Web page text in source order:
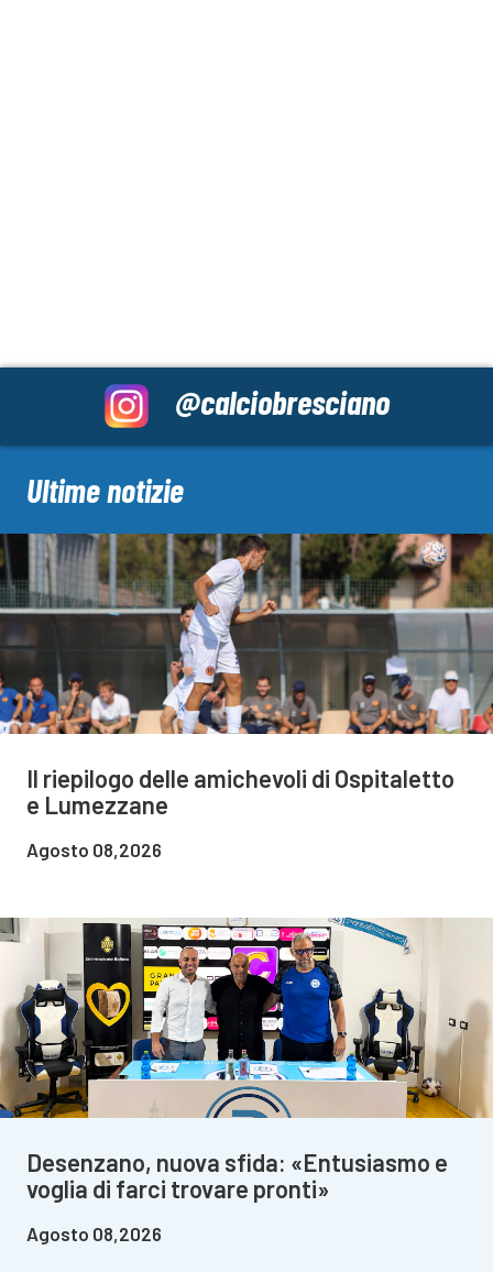
@calciobresciano
Ultime notizie
Il riepilogo delle amichevoli di Ospitaletto
e Lumezzane
Agosto 08,2026
Desenzano, nuova sfida: «Entusiasmo e
voglia di farci trovare pronti»
Agosto 08,2026